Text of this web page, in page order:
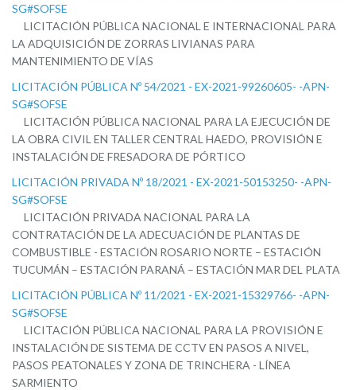
SG#SOFSE
LICITACIÓN PÚBLICA NACIONAL E INTERNACIONAL PARA
LA ADQUISICIÓN DE ZORRAS LIVIANAS PARA
MANTENIMIENTO DE VÍAS
LICITACIÓN PÚBLICA Nº 54/2021 - EX-2021-99260605- -APN-
SG#SOFSE
LICITACIÓN PÚBLICA NACIONAL PARA LA EJECUCIÓN DE
LA OBRA CIVIL EN TALLER CENTRAL HAEDO, PROVISIÓN E
INSTALACIÓN DE FRESADORA DE PÓRTICO
LICITACIÓN PRIVADA Nº 18/2021 - EX-2021-50153250- -APN-
SG#SOFSE
LICITACIÓN PRIVADA NACIONAL PARA LA
CONTRATACIÓN DE LA ADECUACIÓN DE PLANTAS DE
COMBUSTIBLE - ESTACIÓN ROSARIO NORTE – ESTACIÓN
TUCUMÁN – ESTACIÓN PARANÁ – ESTACIÓN MAR DEL PLATA
LICITACIÓN PÚBLICA Nº 11/2021 - EX-2021-15329766- -APN-
SG#SOFSE
LICITACIÓN PÚBLICA NACIONAL PARA LA PROVISIÓN E
INSTALACIÓN DE SISTEMA DE CCTV EN PASOS A NIVEL,
PASOS PEATONALES Y ZONA DE TRINCHERA - LÍNEA
SARMIENTO